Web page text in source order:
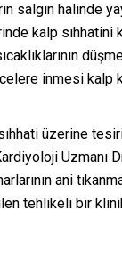
salgın halinde
kalp sıhhatini
inmesi kalp
üzerine
Uzmanı
ani
tehlikeli bir